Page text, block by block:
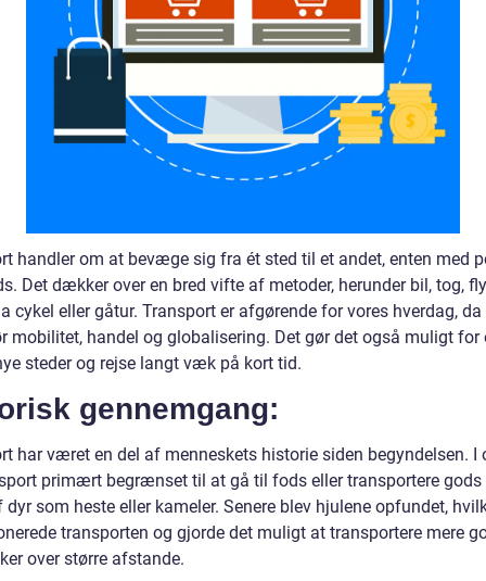
handler om at bevæge sig fra ét sted til et andet, enten med
Det dækker over en bred vifte af metoder, herunder bil, tog,
cykel eller gåtur. Transport er afgørende for vores hverdag, da
mobilitet, handel og globalisering. Det gør det også muligt for
steder og rejse langt væk på kort tid.
gennemgang:
har været en del af menneskets historie siden begyndelsen. I
primært begrænset til at gå til fods eller transportere gods
som heste eller kameler. Senere blev hjulene opfundet,
transporten og gjorde det muligt at transportere mere
over større afstande.